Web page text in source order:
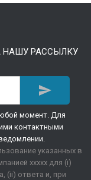
НАШУ РАССЫЛКУ

момент. Для
контактными
указанных в
xxxxx для (i)
(ii) ответа и, при